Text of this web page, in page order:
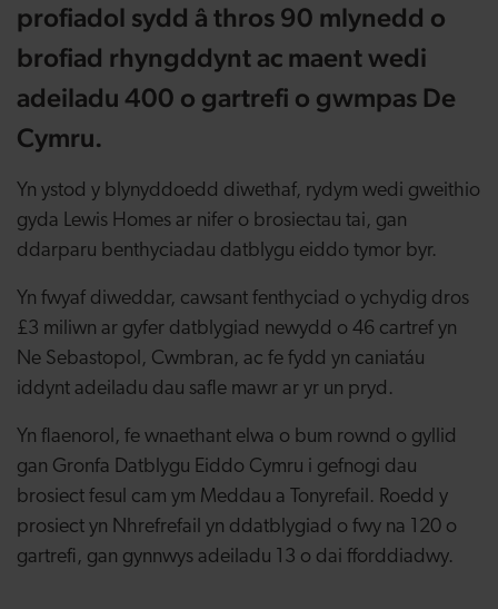
profiadol sydd â thros 90 mlynedd o
brofiad rhyngddynt ac maent wedi
adeiladu 400 o gartrefi o gwmpas De
Cymru.
Yn ystod y blynyddoedd diwethaf, rydym wedi gweithio
gyda Lewis Homes ar nifer o brosiectau tai, gan
ddarparu benthyciadau datblygu eiddo tymor byr.
Yn fwyaf diweddar, cawsant fenthyciad o ychydig dros
£3 miliwn ar gyfer datblygiad newydd o 46 cartref yn
Ne Sebastopol, Cwmbran, ac fe fydd yn caniatáu
iddynt adeiladu dau safle mawr ar yr un pryd.
Yn flaenorol, fe wnaethant elwa o bum rownd o gyllid
gan Gronfa Datblygu Eiddo Cymru i gefnogi dau
brosiect fesul cam ym Meddau a Tonyrefail. Roedd y
prosiect yn Nhrefrefail yn ddatblygiad o fwy na 120 o
gartrefi, gan gynnwys adeiladu 13 o dai fforddiadwy.